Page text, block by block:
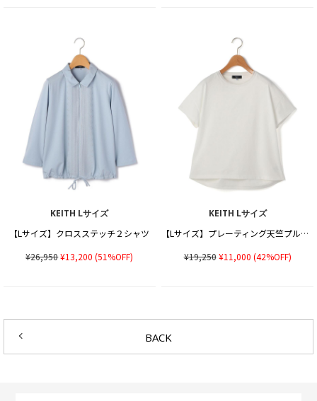
KEITH Lサイズ
【Lサイズ】クロスステッチ２シャツ
¥26,950¥13,200 (51%OFF)
KEITH Lサイズ
【Lサイズ】プレーティング天竺プルオーバーカットソー
¥19,250¥11,000 (42%OFF)
BACK